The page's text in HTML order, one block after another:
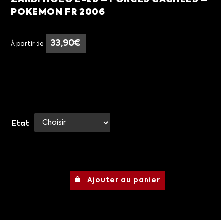
POKEMON FR 2006
À partir de 33,90€
Etat
Ajouter au panier